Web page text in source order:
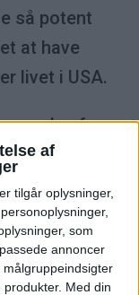
af
tilgår oplysninger,
som
annoncer
Med din
så potent
at have
livet i USA.
uden for